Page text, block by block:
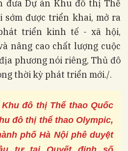
đưa Dự án Khu đô thị Thể
sớm được triển khai, mở ra
triển kinh tế - xã hội,
nâng cao chất lượng cuộc
phương nói riêng, Thủ đô
thời kỳ phát triển mới./.
đô thị Thể thao Quốc
đô thị thể thao Olympic,
phố Hà Nội phê duyệt